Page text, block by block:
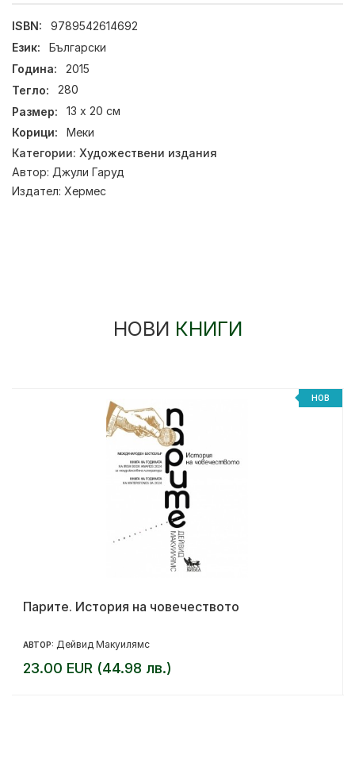
ISBN:
9789542614692
Език:
Български
Година:
2015
Тегло:
280
Размер:
13 х 20 см
Корици:
Меки
Категории: Художествени издания
Автор: Джули Гаруд
Издател: Хермес
НОВИ КНИГИ
НОВ
Парите. История на човечеството
АВТОР: Дейвид Макуилямс
23.00 EUR (44.98 лв.)